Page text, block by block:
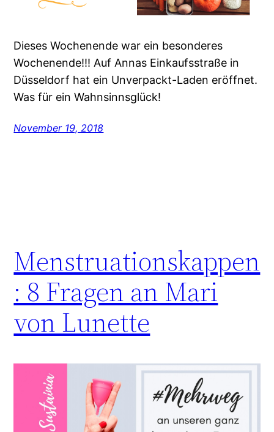
Dieses Wochenende war ein besonderes
Wochenende!!! Auf Annas Einkaufsstraße in
Düsseldorf hat ein Unverpackt-Laden eröffnet.
Was für ein Wahnsinnsglück!
November 19, 2018
Menstruationskappen
: 8 Fragen an Mari
von Lunette